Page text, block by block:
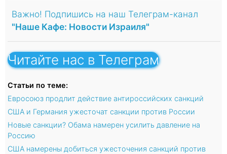
Важно! Подпишись на наш Телеграм-канал
"Наше Кафе: Новости Израиля"
Читайте нас в Телеграм
Статьи по теме:
Евросоюз продлит действие антироссийских санкций
США и Германия ужесточат санкции против России
Новые санкции? Обама намерен усилить давление на
Россию
США намерены добиться ужесточения санкций против